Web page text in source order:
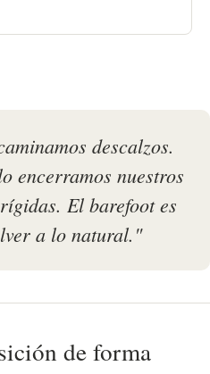
descalzos.
encerramos nuestros
El barefoot es
a lo natural."
de forma